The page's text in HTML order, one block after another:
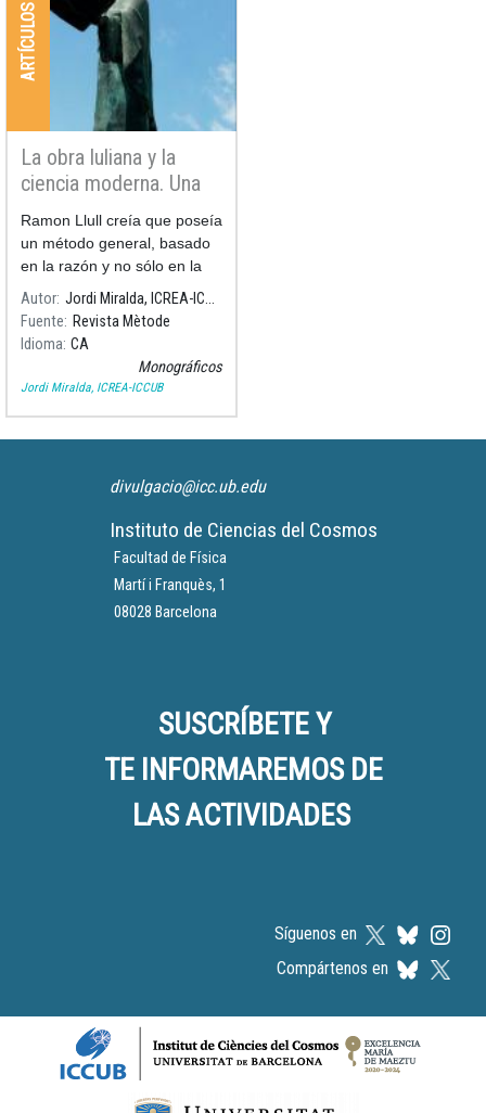
ARTÍCULOS
La obra luliana y la
ciencia moderna. Una
revisión crítica sobre el
pensamiento de Ramon
Llull.
Ramon Llull creía que poseía
un método general, basado
en la razón y no sólo en la
fe, para encontrar la verdad
en cualquier rama del saber,
que podía aplicarse de forma
mecánica e infalible.
Autor
Jordi Miralda, ICREA-ICCUB
Fuente
Revista Mètode
Idioma CA
Monográficos
Jordi Miralda, ICREA-ICCUB
divulgacio@icc.ub.edu
Instituto de Ciencias del Cosmos
Facultad de Física
Martí i Franquès, 1
08028 Barcelona
SUSCRÍBETE Y
TE INFORMAREMOS DE
LAS ACTIVIDADES
Síguenos en
Compártenos en
Logos footer